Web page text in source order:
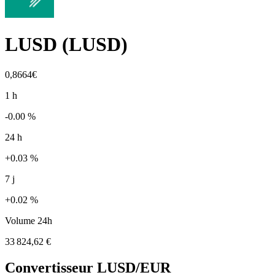
LUSD (LUSD)
0,8664€
1 h
-0.00 %
24 h
+0.03 %
7 j
+0.02 %
Volume 24h
33 824,62 €
Convertisseur LUSD/EUR